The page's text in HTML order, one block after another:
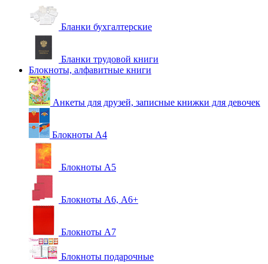
Бланки бухгалтерские
Бланки трудовой книги
Блокноты, алфавитные книги
Анкеты для друзей, записные книжки для девочек
Блокноты А4
Блокноты А5
Блокноты А6, А6+
Блокноты А7
Блокноты подарочные